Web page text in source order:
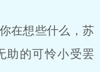
在想些什么，苏
助的可怜小受罢